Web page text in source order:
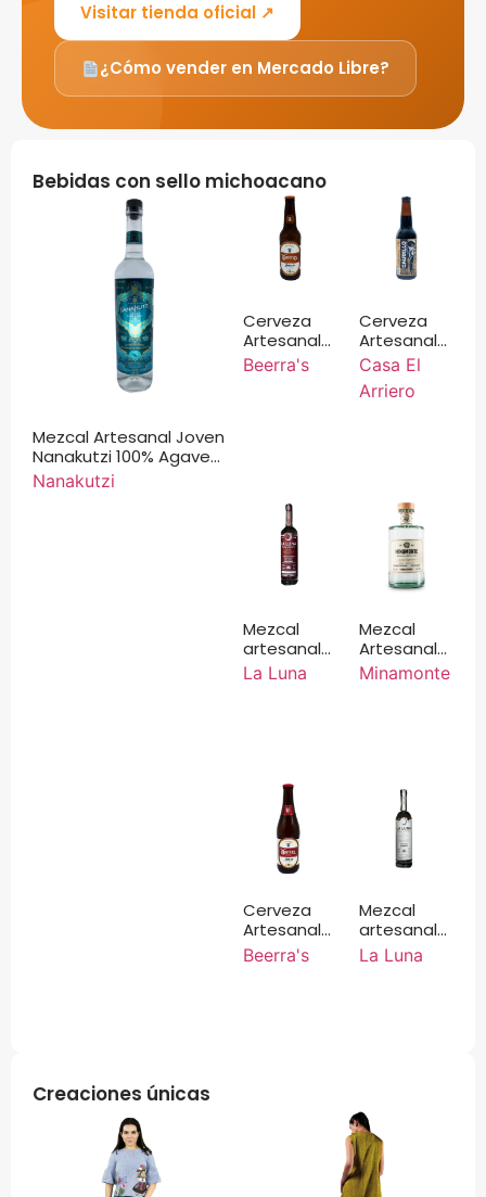
Visitar tienda oficial ↗
¿Cómo vender en Mercado Libre?
Bebidas con sello michoacano
Mezcal Artesanal Joven
Nanakutzi 100% Agave
Cupreata 750 ml
Nanakutzi
Cerveza
Artesanal
Beerra’s
Ambar Ale
Beerra's
Cerveza
Artesanal
Casa El
Arriero
Porter 355
Casa El
Arriero
Mezcal
artesanal
La Luna
agave
La Luna
Mezcal
Artesanal
Joven
Minamonte
Minamonte
Cerveza
Artesanal
Beerra’s
Red Ale
Beerra's
Mezcal
artesanal
La Luna
agave
La Luna
Creaciones únicas